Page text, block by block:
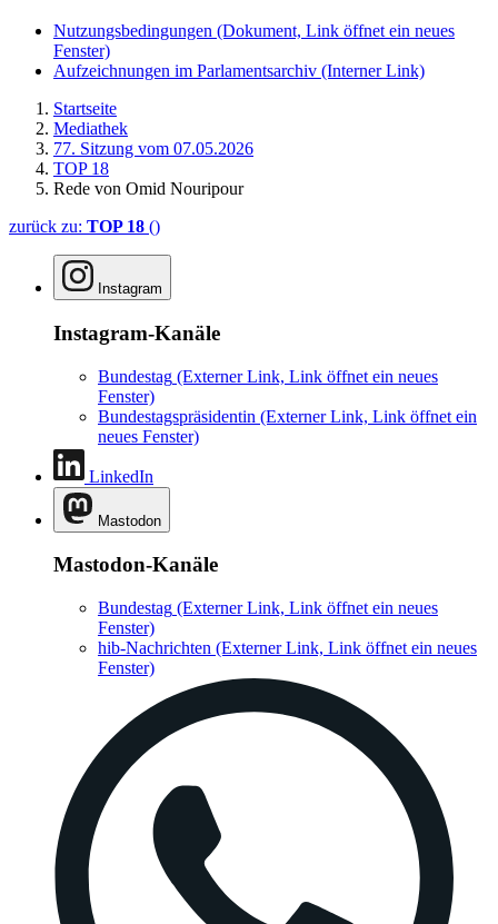
Nutzungsbedingungen (Dokument, Link öffnet ein neues
Fenster)
Aufzeichnungen im Parlamentsarchiv (Interner Link)
Startseite
Mediathek
77. Sitzung vom 07.05.2026
TOP 18
Rede von Omid Nouripour
zurück zu: TOP 18 ()
Instagram
Instagram-Kanäle
Bundestag (Externer Link, Link öffnet ein neues
Fenster)
Bundestagspräsidentin (Externer Link, Link öffnet ein
neues Fenster)
LinkedIn
Mastodon
Mastodon-Kanäle
Bundestag (Externer Link, Link öffnet ein neues
Fenster)
hib-Nachrichten (Externer Link, Link öffnet ein neues
Fenster)